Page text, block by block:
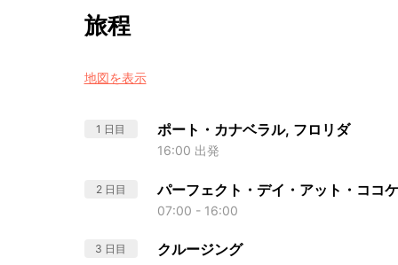
旅程
地図を表示
1 日目 ポート・カナベラル, フロリダ
16:00 出発
2 日目 パーフェクト・デイ・アット・ココ
07:00 - 16:00
3 日目 クルージング